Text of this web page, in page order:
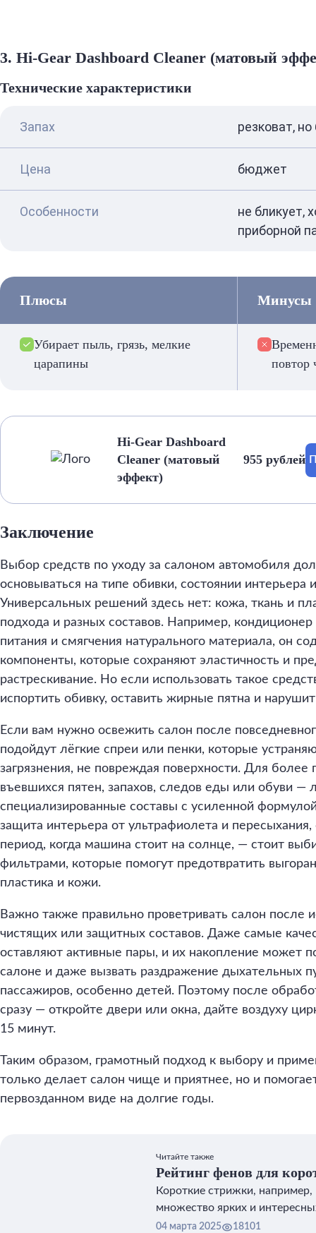
3. Hi-Gear Dashboard Cleaner (матовый
Технические характеристики
Запах резковат,
Цена бюджет
Особенности
не бликует,
приборной
Плюсы
Убирает пыль, грязь, мелкие
царапины
Минусы
повтор
Hi-Gear Dashboard
Cleaner (матовый
эффект)
955 рублей
Заключение
Выбор средств по уходу за салоном автомобиля
основываться на типе обивки, состоянии интерьера
Универсальных решений здесь нет: кожа, ткань и
подхода и разных составов. Например,
питания и смягчения натурального материала, он
компоненты, которые сохраняют эластичность и
растрескивание. Но если использовать такое
испортить обивку, оставить жирные пятна и
Если вам нужно освежить салон после
подойдут лёгкие спреи или пенки, которые
загрязнения, не повреждая поверхности. Для более
въевшихся пятен, запахов, следов еды или обуви —
специализированные составы с усиленной
защита интерьера от ультрафиолета и
период, когда машина стоит на солнце, — стоит
фильтрами, которые помогут предотвратить
пластика и кожи.
Важно также правильно проветривать салон после
чистящих или защитных составов. Даже самые
оставляют активные пары, и их накопление может
салоне и даже вызвать раздражение дыхательных
пассажиров, особенно детей. Поэтому после
сразу — откройте двери или окна, дайте воздуху
15 минут.
Таким образом, грамотный подход к выбору и
только делает салон чище и приятнее, но и
первозданном виде на долгие годы.
Читайте также
Рейтинг фенов для
Короткие стрижки, например,
множество ярких и
04 марта 2025 18101